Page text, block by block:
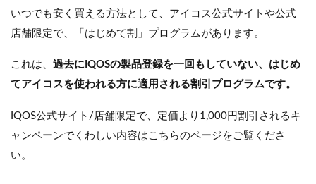
いつでも安く買える方法として、アイコス公式サイトや公式
店舗限定で、「はじめて割」プログラムがあります。
これは、 過去にIQOSの製品登録を一回もしていない、はじめ
てアイコスを使われる方に適用される割引プログラムです。
IQOS公式サイト/店舗限定で、定価より1,000円割引されるキ
ャンペーンでくわしい内容はこちらのページをご覧くださ
い。